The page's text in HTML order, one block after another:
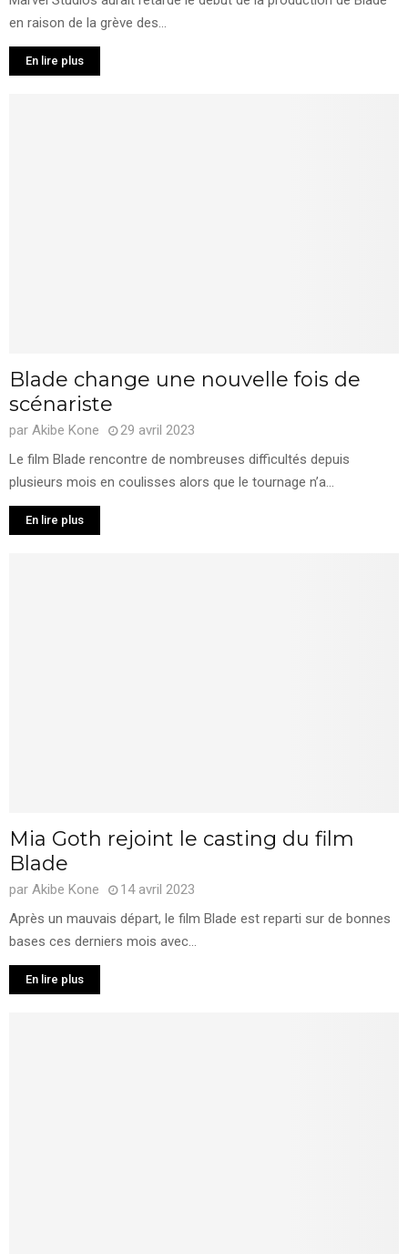
en raison de la grève des...
En lire plus
Blade change une nouvelle fois de
scénariste
par Akibe Kone
29 avril 2023
Le film Blade rencontre de nombreuses difficultés depuis
plusieurs mois en coulisses alors que le tournage n’a...
En lire plus
Mia Goth rejoint le casting du film
Blade
par Akibe Kone
14 avril 2023
Après un mauvais départ, le film Blade est reparti sur de bonnes
bases ces derniers mois avec...
En lire plus